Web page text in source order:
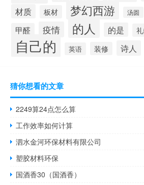
材质 板材 梦幻西游 汤圆
甲醛 疫情 的人 的是
自己的 英语 装修 诗人
猜你想看的文章
2249算24点怎么算
工作效率如何计算
泗水金河环保材料有限公司
塑胶材料环保
国酒香30（国酒香）